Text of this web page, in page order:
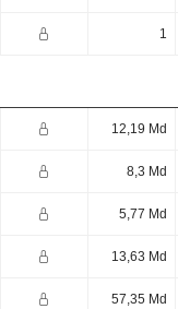
1
12,19 Md
8,3 Md
5,77 Md
13,63 Md
57,35 Md